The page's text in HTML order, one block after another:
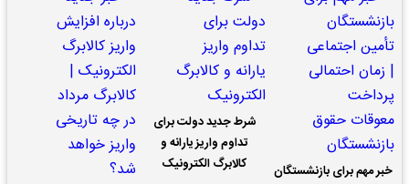
خبر مهم برای بازنشستگان
شرط جدید دولت برای
تداوم واریز یارانه و
کالابرگ الکترونیک